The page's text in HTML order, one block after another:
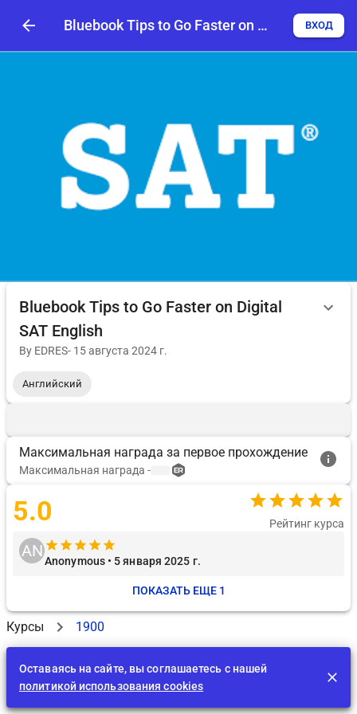
Bluebook Tips to Go Faster on Digital SAT English ВХОД
Bluebook Tips to Go Faster on Digital
SAT English
By EDRES- 15 августа 2024 г.
Английский
Максимальная награда за первое прохождение
Максимальная награда -
5.0 Рейтинг курса
AN
Anonymous • 5 января 2025 г.
ПОКАЗАТЬ ЕЩЕ 1
Курсы 1900
Оставаясь на сайте, вы соглашаетесь с нашей
политикой использования cookies